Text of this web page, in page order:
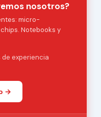
nosotros?
micro-
Notebooks y
de experiencia
→